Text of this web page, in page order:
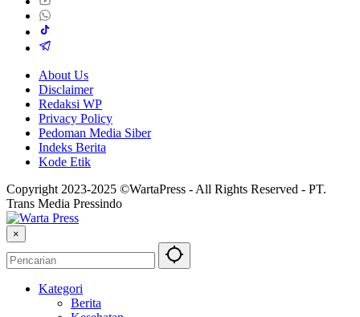
About Us
Disclaimer
Redaksi WP
Privacy Policy
Pedoman Media Siber
Indeks Berita
Kode Etik
Copyright 2023-2025 ©WartaPress - All Rights Reserved - PT.
Trans Media Pressindo
×
Kategori
Berita